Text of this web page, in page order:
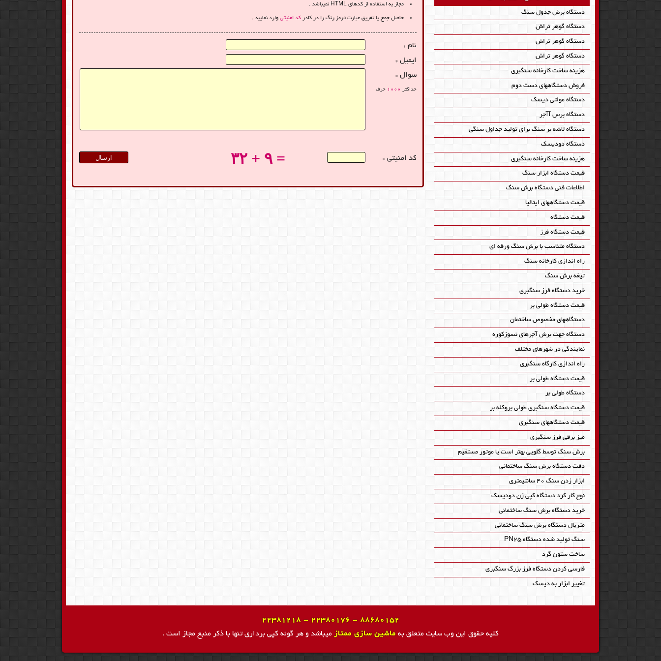
دستگاه برش جدول سنگ
دستگاه گوهر تراش
دستگاه گوهر تراش
دستگاه گوهر تراش
هزینه ساخت کارخانه سنگبری
فروش دستگاههای دست دوم
دستگاه مولتی دیسک
دستگاه برس آآجر
دستگاه لاشه بر سنگ برای تولید جداول سنگی
دستگاه دودیسک
هزینه ساخت کارخانه سنگبری
قیمت دستگاه ابزار سنگ
اطلاعات فنی دستگاه برش سنگ
قیمت دستگاههای ایتالیا
قیمت دستگاه
قیمت دستگاه فرز
دستگاه متناسب با برش سنگ ورقه ای
راه اندازی کارخانه سنگ
تیغه برش سنگ
خرید دستگاه فرز سنگبری
قیمت دستگاه طولی بر
دستگاههای مخصوص ساختمان
دستگاه جهت برش آجرهای نسوزکوره
نمایندگی در شهرهای مختلف
راه اندازی کارگاه سنگبری
قیمت دستگاه طولی بر
دستگاه طولی بر
قیمت دستگاه سنگبری طولی بروکله بر
قیمت دستگاههای سنگبری
میز برقی فرز سنگبری
برش سنگ توسط گلویی بهتر است یا موتور مستقیم
دقت دستگاه برش سنگ ساختمانی
ابزار زدن سنگ 40 سانتیمتری
نوع کار کرد دستگاه کپی زن دودیسک
خرید دستگاه برش سنگ ساختمانی
متریال دستگاه برش سنگ ساختمانی
سنگ تولید شده دستگاه PN25
ساخت ستون گرد
فارسی کردن دستگاه فرز بزرگ سنگبری
تغییر ابزار به دیسک
مجاز به استفاده از کدهای HTML نمیباشد .
حاصل جمع یا تفریق عبارت قرمز رنگ را در کادرکد امنیتیوارد نمایید .
نام *
ایمیل *
سوال *
حداکثر 1000 حرف
کد امنیتی * ۳۲ + ۹ =
22381218 - 22380176 - 88680152
کلیه حقوق این وب سایت متعلق به ماشین سازی ممتاز میباشد و هر گونه کپی برداری تنها با ذکر منبع مجاز است .